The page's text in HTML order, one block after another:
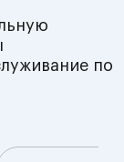
по